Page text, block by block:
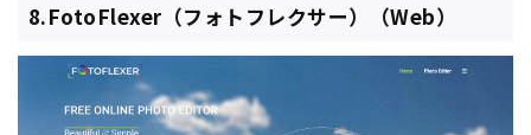
8.FotoFlexer（フォトフレクサー）（Web）